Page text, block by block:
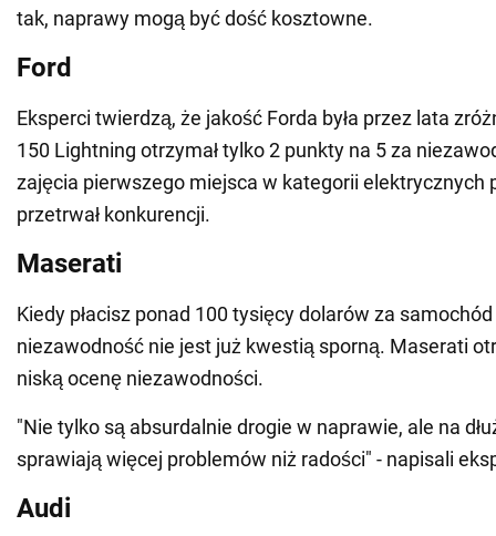
tak, naprawy mogą być dość kosztowne.
Ford
Eksperci twierdzą, że jakość Forda była przez lata
150 Lightning otrzymał tylko 2 punkty na 5 za
zajęcia pierwszego miejsca w kategorii elektrycznych
przetrwał konkurencji.
Maserati
Kiedy płacisz ponad 100 tysięcy dolarów za
niezawodność nie jest już kwestią sporną. Maserati
niską ocenę niezawodności.
"Nie tylko są absurdalnie drogie w naprawie, ale na
sprawiają więcej problemów niż radości" - napisali
Audi